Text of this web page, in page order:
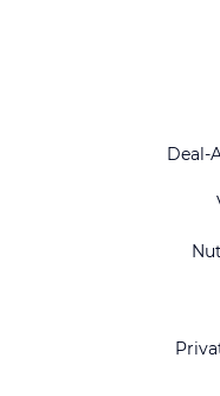
Deal-